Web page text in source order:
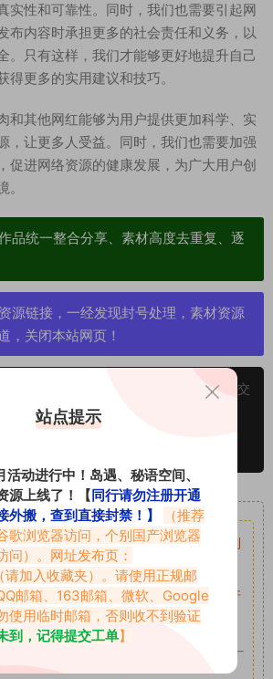
实性和可靠性。同时，我们也需要引起网
布内容时承担更多的社会责任和义务，以
。只有这样，我们才能够更好地提升自己
得更多的实用建议和技巧。
和其他网红能够为用户提供更加科学、实
，让更多人受益。同时，我们也需要加强
促进网络资源的健康发展，为广大用户创
品统一整合分享、素材高度去重复、逐
源链接，一经发现封号处理，素材资源
，关闭本站网页！
来源网友分享，若侵犯了您的权限可以提交
文章，转载请注明出处！原文链接：
126.html
重要声明
分享，如有侵犯你的权益请私信留言
收到
我们会第一时间进行审核后删除。
学习或测试研究使用，未经原版权作者许
商业途径！请在下载24小时内删除！
站点提示
动进行中！岛遇、秘语空间、
源上线了！【同行请勿注册开通
外搬，查到直接封禁！】
（推荐
歌浏览器访问，个别国产浏览器
问）。网址发布页：
（请加入收藏夹）。请使用正规邮
邮箱、163邮箱、微软、Google
使用临时邮箱，否则收不到验证
到，记得提交工单】